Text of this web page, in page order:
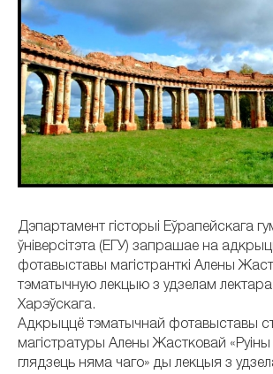
Дэпартамент гісторыі Еўрапейскага
ўніверсітэта (ЕГУ) запрашае на
фотавыставы магістранткі Алены
тэматычную лекцыю з удзелам
Харэўскага.
Адкрыццё тэматычнай фотавыставы
магістратуры Алены Жастковай
глядзець няма чаго» ды лекцыя з